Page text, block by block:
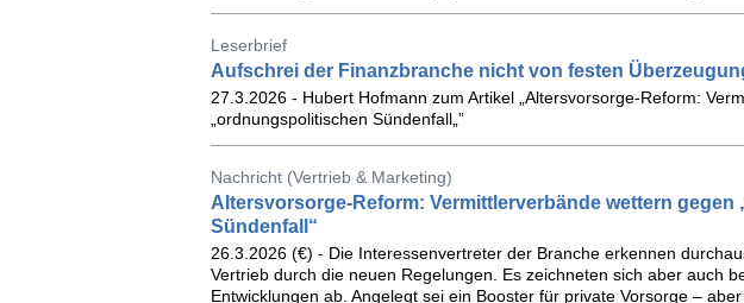
Leserbrief
Aufschrei der Finanzbranche nicht von festen
27.3.2026 - Hubert Hofmann zum Artikel „Altersvorsorge-Reform:
„ordnungspolitischen Sündenfall„”
Nachricht (Vertrieb & Marketing)
Altersvorsorge-Reform: Vermittlerverbände wettern
Sündenfall“
26.3.2026 (€) - Die Interessenvertreter der Branche erkennen
Vertrieb durch die neuen Regelungen. Es zeichneten sich aber auch
Entwicklungen ab. Angelegt sei ein Booster für private Vorsorge – aber